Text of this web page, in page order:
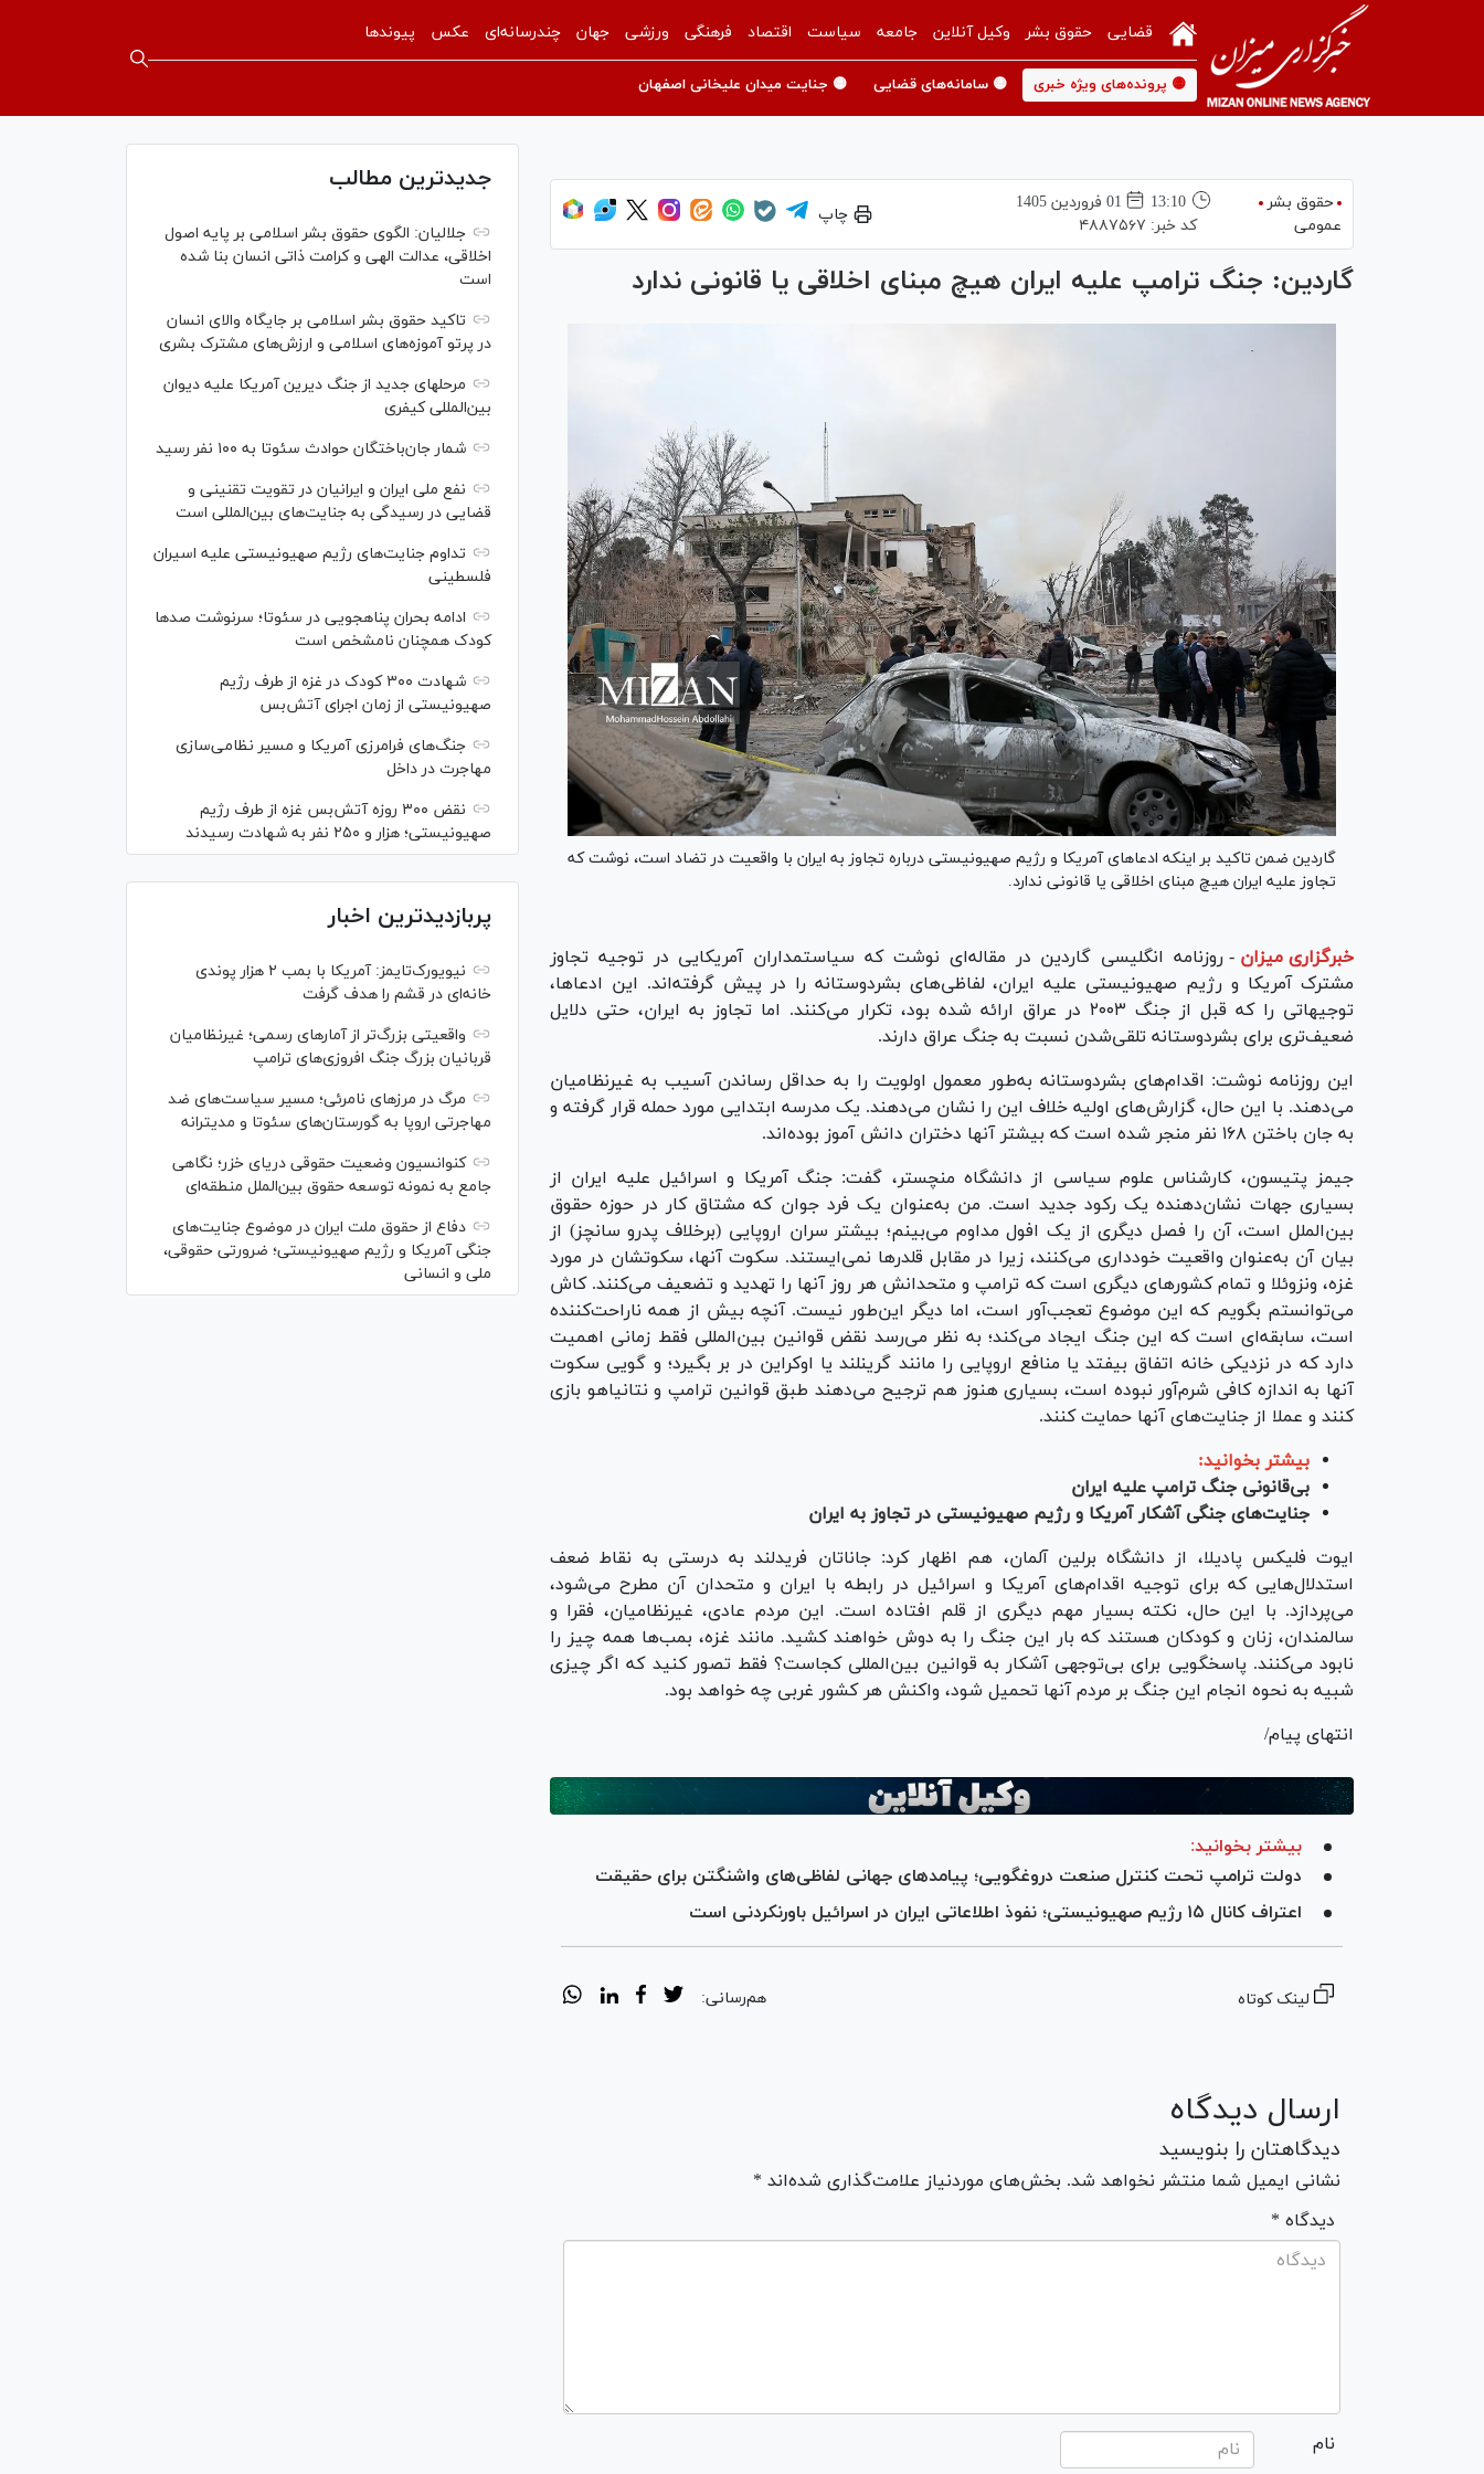
قضایی حقوق بشر وکیل آنلاین جامعه سیاست اقتصاد فرهنگی ورزشی جهان چندرسانه‌ای عکس پیوندها
🟡 پرونده‌های ویژه خبری 🟡 سامانه‌های قضایی 🟡 جنایت میدان علیخانی اصفهان
حقوق بشر
عمومی
13:10
01 فروردين 1405
کد خبر: ۴۸۸۷۵۶۷
چاپ
گاردین: جنگ ترامپ علیه ایران هیچ مبنای اخلاقی یا قانونی ندارد
گاردین ضمن تاکید بر اینکه ادعا‌های آمریکا و رژیم صهیونیستی درباره تجاوز به ایران با واقعیت در تضاد است، نوشت که
تجاوز علیه ایران هیچ مبنای اخلاقی یا قانونی ندارد.
خبرگزاری میزان - روزنامه انگلیسی گاردین در مقاله‌ای نوشت که سیاستمداران آمریکایی در توجیه تجاوز
مشترک آمریکا و رژیم صهیونیستی علیه ایران، لفاظی‌های بشردوستانه را در پیش گرفته‌اند. این ادعا‌ها،
توجیهاتی را که قبل از جنگ ۲۰۰۳ در عراق ارائه شده بود، تکرار می‌کنند. اما تجاوز به ایران، حتی دلایل
ضعیف‌تری برای بشردوستانه تلقی‌شدن نسبت به جنگ عراق دارند.
این روزنامه نوشت: اقدام‌های بشردوستانه به‌طور معمول اولویت را به حداقل رساندن آسیب به غیرنظامیان
می‌دهند. با این حال، گزارش‌های اولیه خلاف این را نشان می‌دهند. یک مدرسه ابتدایی مورد حمله قرار گرفته و
به جان باختن ۱۶۸ نفر منجر شده است که بیشتر آنها دختران دانش آموز بوده‌اند.
جیمز پتیسون، کارشناس علوم سیاسی از دانشگاه منچستر، گفت: جنگ آمریکا و اسرائیل علیه ایران از
بسیاری جهات نشان‌دهنده یک رکود جدید است. من به‌عنوان یک فرد جوان که مشتاق کار در حوزه حقوق
بین‌الملل است، آن را فصل دیگری از یک افول مداوم می‌بینم؛ بیشتر سران اروپایی (برخلاف پدرو سانچز) از
بیان آن به‌عنوان واقعیت خودداری می‌کنند، زیرا در مقابل قلدر‌ها نمی‌ایستند. سکوت آنها، سکوتشان در مورد
غزه، ونزوئلا و تمام کشور‌های دیگری است که ترامپ و متحدانش هر روز آنها را تهدید و تضعیف می‌کنند. کاش
می‌توانستم بگویم که این موضوع تعجب‌آور است، اما دیگر این‌طور نیست. آنچه بیش از همه ناراحت‌کننده
است، سابقه‌ای است که این جنگ ایجاد می‌کند؛ به نظر می‌رسد نقض قوانین بین‌المللی فقط زمانی اهمیت
دارد که در نزدیکی خانه اتفاق بیفتد یا منافع اروپایی را مانند گرینلند یا اوکراین در بر بگیرد؛ و گویی سکوت
آنها به اندازه کافی شرم‌آور نبوده است، بسیاری هنوز هم ترجیح می‌دهند طبق قوانین ترامپ و نتانیاهو بازی
کنند و عملا از جنایت‌های آنها حمایت کنند.
بیشتر بخوانید:
بی‌قانونی جنگ ترامپ علیه ایران
جنایت‌های جنگی آشکار آمریکا و رژیم صهیونیستی در تجاوز به ایران
ایوت فلیکس پادیلا، از دانشگاه برلین آلمان، هم اظهار کرد: جاناتان فریدلند به درستی به نقاط ضعف
استدلال‌هایی که برای توجیه اقدام‌های آمریکا و اسرائیل در رابطه با ایران و متحدان آن مطرح می‌شود،
می‌پردازد. با این حال، نکته بسیار مهم دیگری از قلم افتاده است. این مردم عادی، غیرنظامیان، فقرا و
سالمندان، زنان و کودکان هستند که بار این جنگ را به دوش خواهند کشید. مانند غزه، بمب‌ها همه چیز را
نابود می‌کنند. پاسخگویی برای بی‌توجهی آشکار به قوانین بین‌المللی کجاست؟ فقط تصور کنید که اگر چیزی
شبیه به نحوه انجام این جنگ بر مردم آنها تحمیل شود، واکنش هر کشور غربی چه خواهد بود.
انتهای پیام/
بیشتر بخوانید:
دولت ترامپ تحت کنترل صنعت دروغگویی؛ پیامدهای جهانی لفاظی‌های واشنگتن برای حقیقت
اعتراف کانال ۱۵ رژیم صهیونیستی؛ نفوذ اطلاعاتی ایران در اسرائیل باورنکردنی است
لینک کوتاه هم‌رسانی:
ارسال دیدگاه
دیدگاهتان را بنویسید
نشانی ایمیل شما منتشر نخواهد شد. بخش‌های موردنیاز علامت‌گذاری شده‌اند *
* دیدگاه
نام
جدیدترین مطالب
جلالیان: الگوی حقوق بشر اسلامی بر پایه اصول
اخلاقی، عدالت الهی و کرامت ذاتی انسان بنا شده
است
تاکید حقوق بشر اسلامی بر جایگاه والای انسان
در پرتو آموزه‌های اسلامی و ارزش‌های مشترک بشری
مرحله‎ای جدید از جنگ دیرین آمریکا علیه دیوان
بین‌المللی کیفری
شمار جان‌باختگان حوادث سئوتا به ۱۰۰ نفر رسید
نفع ملی ایران و ایرانیان در تقویت تقنینی و
قضایی در رسیدگی به جنایت‌های بین‌المللی است
تداوم جنایت‌های رژیم صهیونیستی علیه اسیران
فلسطینی
ادامه بحران پناهجویی در سئوتا؛ سرنوشت صدها
کودک همچنان نامشخص است
شهادت ۳۰۰ کودک در غزه از طرف رژیم
صهیونیستی از زمان اجرای آتش‌بس
جنگ‌های فرامرزی آمریکا و مسیر نظامی‌سازی
مهاجرت در داخل
نقض ۳۰۰ روزه آتش‌بس غزه از طرف رژیم
صهیونیستی؛ هزار و ۲۵۰ نفر به شهادت رسیدند
پربازدیدترین اخبار
نیویورک‌تایمز: آمریکا با بمب ۲ هزار پوندی
خانه‌ای در قشم را هدف گرفت
واقعیتی بزرگ‌تر از آمار‌های رسمی؛ غیرنظامیان
قربانیان بزرگ جنگ افروزی‌های ترامپ
مرگ در مرز‌های نامرئی؛ مسیر سیاست‌های ضد
مهاجرتی اروپا به گورستان‌های سئوتا و مدیترانه
کنوانسیون وضعیت حقوقی دریای خزر؛ نگاهی
جامع به نمونه توسعه حقوق بین‌الملل منطقه‌ای
دفاع از حقوق ملت ایران در موضوع جنایت‌های
جنگی آمریکا و رژیم صهیونیستی؛ ضرورتی حقوقی،
ملی و انسانی